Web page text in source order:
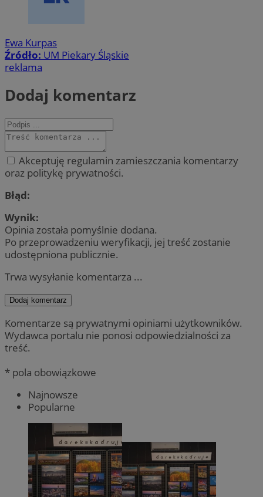
Ewa Kurpas
Źródło: UM Piekary Śląskie
reklama
Dodaj komentarz
Akceptuję regulamin zamieszczania komentarzy
oraz politykę prywatności.
Błąd:
Wynik:
Opinia została pomyślnie dodana.
Po przeprowadzeniu weryfikacji, jej treść zostanie
udostępniona publicznie.
Trwa wysyłanie komentarza ...
Dodaj komentarz
Komentarze są prywatnymi opiniami użytkowników.
Wydawca portalu nie ponosi odpowiedzialności za
treść.
* pola obowiązkowe
Najnowsze
Popularne